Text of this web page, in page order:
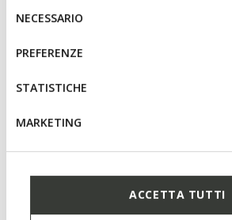
IMPOSTAZIONI potrai anche
altri strumenti di tracciamento
informazioni o per modificare in
tue impostazioni, visita la nostra
consenso
NECESSARIO
PREFERENZE
STATISTICHE
MARKETING
ACCETTA TUTTI
Materials
Technologies
You may also like